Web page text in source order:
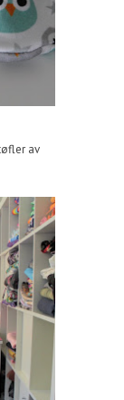
av